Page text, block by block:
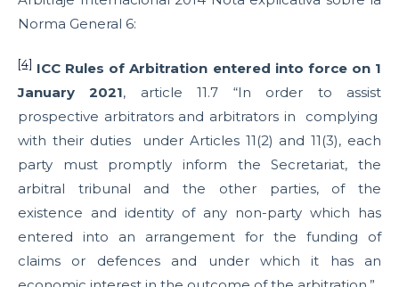
Norma General 6:
[4] ICC Rules of Arbitration entered into force on 1
January 2021, article 11.7 “In order to assist
prospective arbitrators and arbitrators in complying
with their duties under Articles 11(2) and 11(3), each
party must promptly inform the Secretariat, the
arbitral tribunal and the other parties, of the
existence and identity of any non-party which has
entered into an arrangement for the funding of
claims or defences and under which it has an